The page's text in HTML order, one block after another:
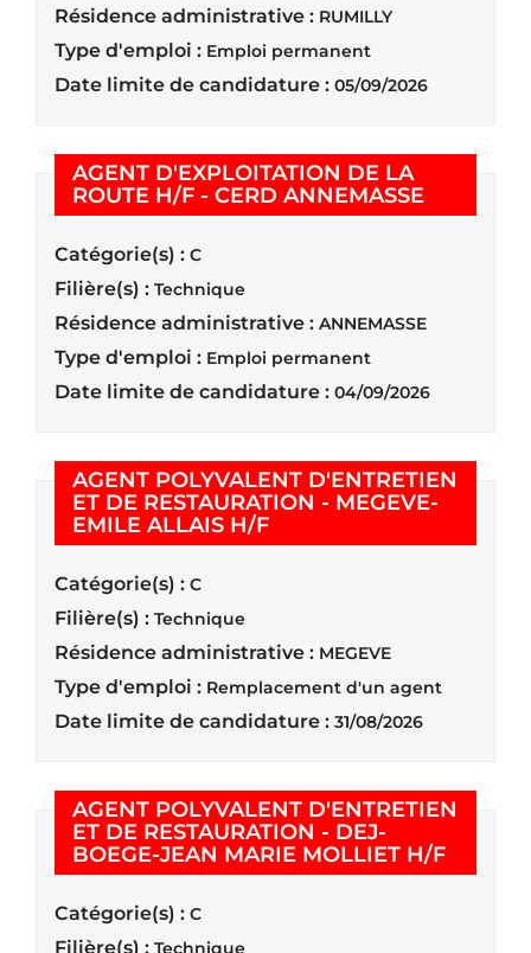
Résidence administrative : RUMILLY
Type d'emploi : Emploi permanent
Date limite de candidature : 05/09/2026
AGENT D'EXPLOITATION DE LA
ROUTE H/F - CERD ANNEMASSE
Catégorie(s) : C
Filière(s) : Technique
Résidence administrative : ANNEMASSE
Type d'emploi : Emploi permanent
Date limite de candidature : 04/09/2026
AGENT POLYVALENT D'ENTRETIEN
ET DE RESTAURATION - MEGEVE-
EMILE ALLAIS H/F(Nouvelle fenêtre)
Catégorie(s) : C
Filière(s) : Technique
Résidence administrative : MEGEVE
Type d'emploi : Remplacement d'un agent
Date limite de candidature : 31/08/2026
AGENT POLYVALENT D'ENTRETIEN
ET DE RESTAURATION - DEJ-
BOEGE-JEAN MARIE MOLLIET H/F
Catégorie(s) : C
Filière(s) :